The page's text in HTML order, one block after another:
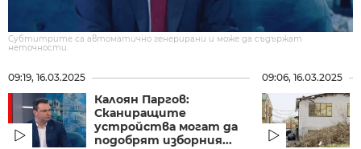
Субтитрите са автоматично генерирани и може да съдържат
неточности.
09:19, 16.03.2025
Калоян Паргов:
Сканиращите
устройства могат да
подобрят изборния...
09:06, 16.03.2025